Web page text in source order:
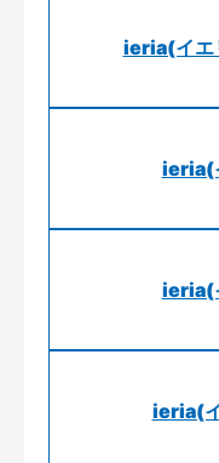
ieria(イエ
ieria(
ieria(
ieria(